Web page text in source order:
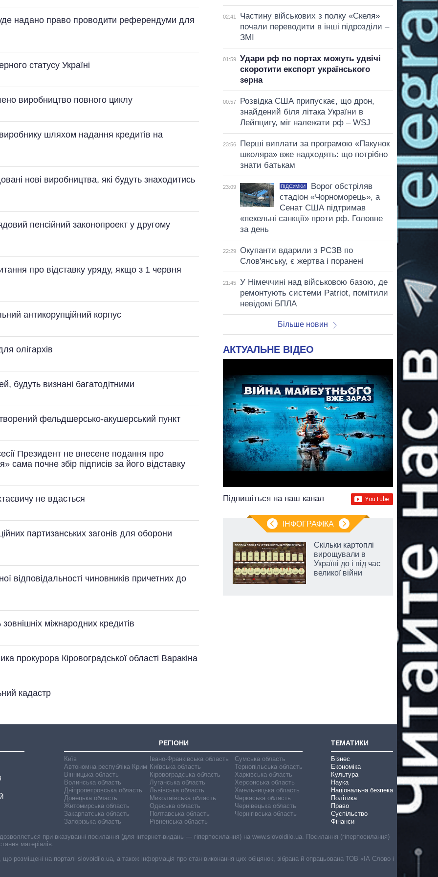
надано право проводити референдуми для
статусу Україні
виробництво повного циклу
шляхом надання кредитів на
нові виробництва, які будуть знаходитись
пенсійний законопроект у другому
про відставку уряду, якщо з 1 червня
антикорупційний корпус
олігархів
будуть визнані багатодітними
фельдшерсько-акушерський пункт
Президент не внесене подання про
сама почне збір підписів за його відставку
не вдасться
партизанських загонів для оборони
відповідальності чиновників причетних до
міжнародних кредитів
прокурора Кіровоградської області Варакіна
кадастр
02:41
Частину військових з полку «Скеля»
почали переводити в інші підрозділи –
ЗМІ
01:59
Удари рф по портах можуть удвічі
скоротити експорт українського
зерна
00:57
Розвідка США припускає, що дрон,
знайдений біля літака України в
Лейпцигу, міг належати рф – WSJ
23:56
Перші виплати за програмою «Пакунок
школяра» вже надходять: що потрібно
знати батькам
23:09 ПІДСУМКИ
Ворог обстріляв
стадіон «Чорноморець», а
Сенат США підтримав
«пекельні санкції» проти рф. Головне
за день
22:29
Окупанти вдарили з РСЗВ по
Слов'янську, є жертва і поранені
21:45
У Німеччині над військовою базою, де
ремонтують системи Patriot, помітили
невідомі БПЛА
Більше новин
АКТУАЛЬНЕ ВІДЕО
Підпишіться на наш канал
ІНФОГРАФІКА
Міністерства
років війни з
Скільки картоплі
вирощували в
Україні до і під час
великої війни
РЕГІОНИ
Київ
Автономна республіка Крим
Вінницька область
Волинська область
Дніпропетровська область
Донецька область
Житомирська область
Закарпатська область
Запорізька область
Івано-Франківська область
Київська область
Кіровоградська область
Луганська область
Львівська область
Миколаївська область
Одеська область
Полтавська область
Рівненська область
Сумська область
Тернопільська область
Харківська область
Херсонська область
Хмельницька область
Черкаська область
Чернівецька область
Чернігівська область
ТЕМАТИКИ
Бізнес
Економіка
Культура
Наука
Національна безпека
Політика
Право
Суспільство
Фінанси
при вказуванні посилання (для інтернет-видань — гіперпосилання) на www.slovoidilo.ua. Посилання (гіперпосилання)
матеріалів.
що розміщені на порталі slovoidilo.ua, а також інформація про стан виконання цих обіцянок, зібрана й опрацьована ТОВ «ІА Слово і